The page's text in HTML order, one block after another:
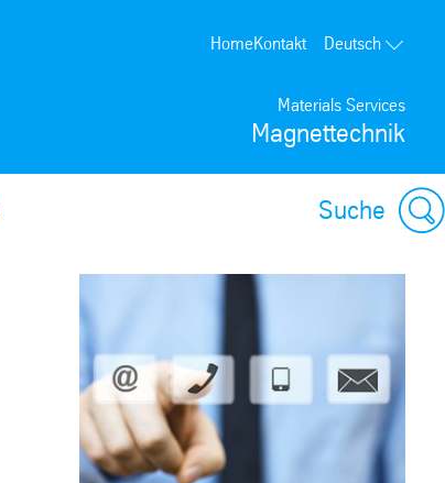
Materials Services
Magnettechnik
HomeKontakt Deutsch
Suche